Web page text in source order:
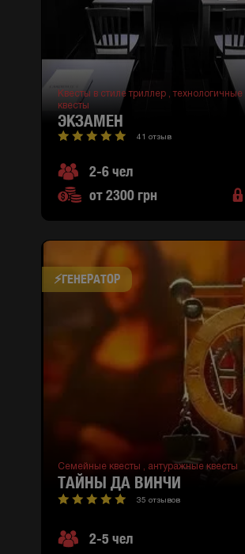
Квесты в стиле триллер ,технологичные
квесты
ЭКЗАМЕН
41 отзыв
2-6 чел
от 2300 грн
⚡​ГЕНЕРАТОР
Семейные квесты , антуражные квесты
ТАЙНЫ ДА ВИНЧИ
35 отзывов
2-5 чел